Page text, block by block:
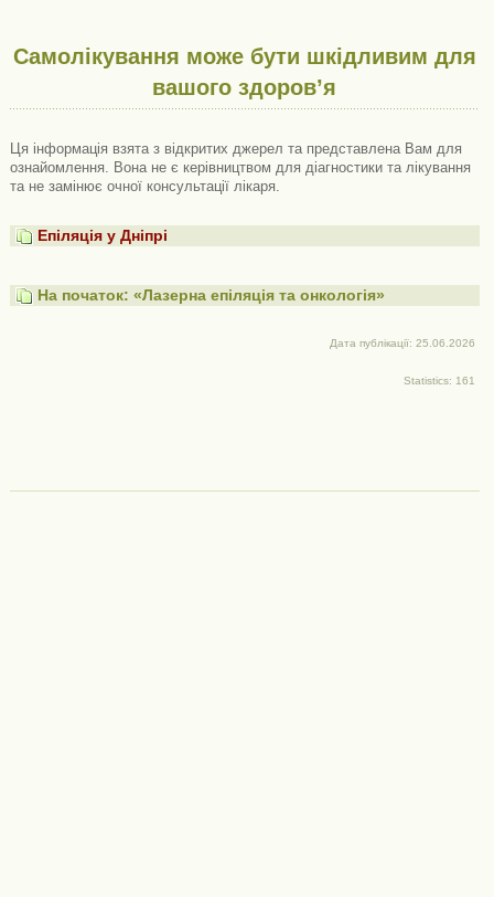
Самолікування може бути шкідливим для
вашого здоров’я
Ця інформація взята з відкритих джерел та представлена ​​Вам для
ознайомлення. Вона не є керівництвом для діагностики та лікування
та не замінює очної консультації лікаря.
Епіляція у Дніпрі
На початок: «Лазерна епіляція та онкологія»
Дата публікації: 25.06.2026
Statistics: 161